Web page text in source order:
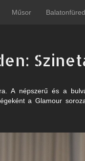
Műsor
A népszerű és a
a Glamour